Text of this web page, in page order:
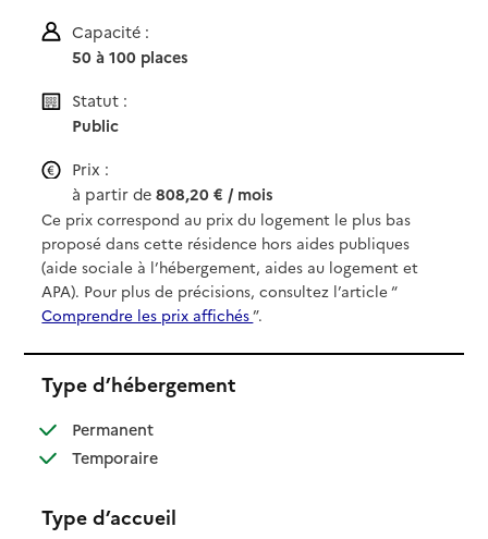
Capacité :
50 à 100 places
Statut :
Public
Prix :
à partir de808,20 € / mois
Ce prix correspond au prix du logement le plus bas
proposé dans cette résidence hors aides publiques
(aide sociale à l’hébergement, aides au logement et
APA). Pour plus de précisions, consultez l’article “
Comprendre les prix affichés”.
Type d’hébergement
Permanent: disponible
Temporaire: disponible
Type d’accueil